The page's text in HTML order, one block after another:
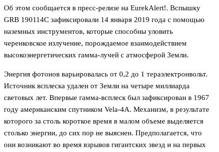
Об этом сообщается в пресс-релизе на EurekAlert!. Вспышку
GRB 190114C зафиксировали 14 января 2019 года с помощью
наземных инструментов, которые способны уловить
черенковское излучение, порождаемое взаимодействием
высокоэнергетических гамма-лучей с атмосферой Земли.
Энергия фотонов варьировалась от 0,2 до 1 тераэлектронвольт.
Источник всплеска удален от Земли на четыре миллиарда
световых лет. Впервые гамма-всплеск был зафиксирован в 1967
году американским спутником Vela-4A. Механизм, в результате
которого за столь короткое время в малом объеме выделяется
столько энергии, до сих пор не выяснен. Предполагается, что
они возникают во время взрывов гигантских звезд и на первых